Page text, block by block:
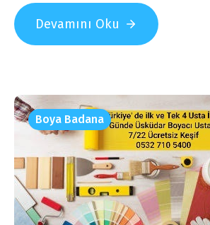
Devamını Oku
Boya Badana